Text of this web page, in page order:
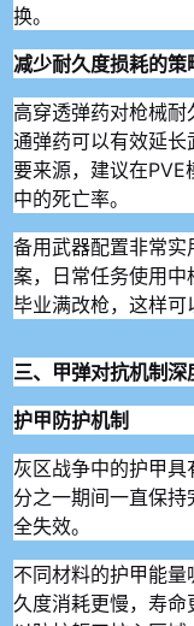
换。
减少耐久度损耗的策
高穿透弹药对枪械
通弹药可以有效延
要来源，建议在
中的死亡率。
备用武器配置非常
案，日常任务使用
毕业满改枪，这样可
三、甲弹对抗机制深
护甲防护机制
灰区战争中的护甲
分之一期间一直保
全失效。
不同材料的护甲能
久度消耗更慢，寿